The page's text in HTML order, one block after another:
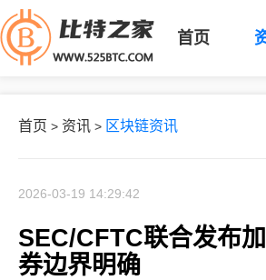
首页
首页 > 资讯 > 区块链资讯
2026-03-19 14:29:42
SEC/CFTC联合发布
券边界明确